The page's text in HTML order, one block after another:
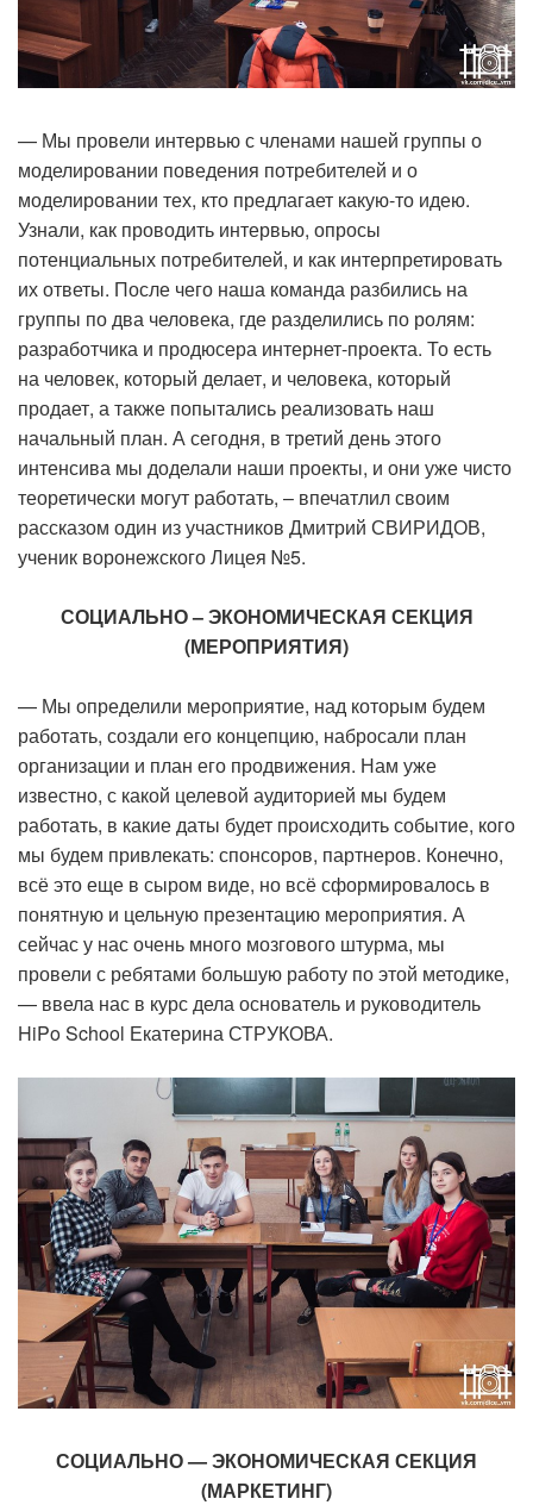
— Мы провели интервью с членами нашей группы о
моделировании поведения потребителей и о
моделировании тех, кто предлагает какую-то идею.
Узнали, как проводить интервью, опросы
потенциальных потребителей, и как интерпретировать
их ответы. После чего наша команда разбились на
группы по два человека, где разделились по ролям:
разработчика и продюсера интернет-проекта. То есть
на человек, который делает, и человека, который
продает, а также попытались реализовать наш
начальный план. А сегодня, в третий день этого
интенсива мы доделали наши проекты, и они уже чисто
теоретически могут работать, – впечатлил своим
рассказом один из участников Дмитрий СВИРИДОВ,
ученик воронежского Лицея №5.
СОЦИАЛЬНО – ЭКОНОМИЧЕСКАЯ СЕКЦИЯ
(МЕРОПРИЯТИЯ)
— Мы определили мероприятие, над которым будем
работать, создали его концепцию, набросали план
организации и план его продвижения. Нам уже
известно, с какой целевой аудиторией мы будем
работать, в какие даты будет происходить событие, кого
мы будем привлекать: спонсоров, партнеров. Конечно,
всё это еще в сыром виде, но всё сформировалось в
понятную и цельную презентацию мероприятия. А
сейчас у нас очень много мозгового штурма, мы
провели с ребятами большую работу по этой методике,
— ввела нас в курс дела основатель и руководитель
HiPo School Екатерина СТРУКОВА.
СОЦИАЛЬНО — ЭКОНОМИЧЕСКАЯ СЕКЦИЯ
(МАРКЕТИНГ)